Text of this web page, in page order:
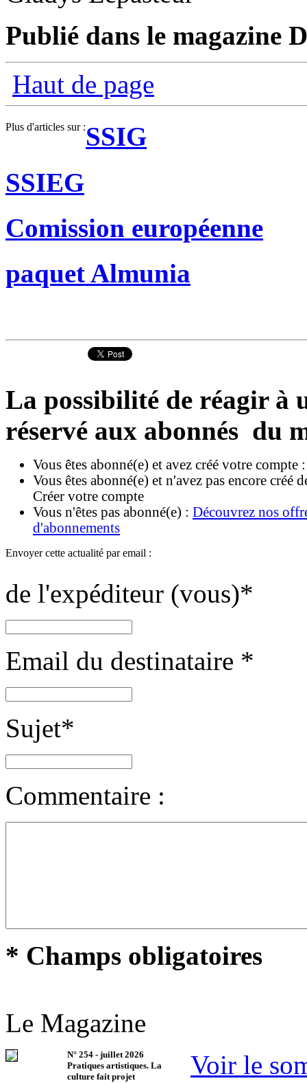
Publié dans le magazine
Haut de page
Plus d'articles sur :SSIG
SSIEG
Comission européenne
paquet Almunia
La possibilité de réagir à
réservé aux abonnés du
Vous êtes abonné(e) et avez créé votre compte
Vous êtes abonné(e) et n'avez pas encore créé
Créer votre compte
Vous n'êtes pas abonné(e) : Découvrez nos
d'abonnements
Envoyer cette actualité par email :
de l'expéditeur (vous)*
Email du destinataire *
Sujet*
Commentaire :
* Champs obligatoires
Le Magazine
N° 254 - juillet 2026
Pratiques artistiques. La
culture fait projet
Voir le